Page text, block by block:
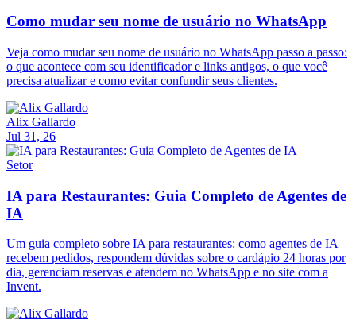
Como mudar seu nome de usuário no WhatsApp
Veja como mudar seu nome de usuário no WhatsApp passo a passo:
o que acontece com seu identificador e links antigos, o que você
precisa atualizar e como evitar confundir seus clientes.
Alix Gallardo
Jul 31, 26
Setor
IA para Restaurantes: Guia Completo de Agentes de
IA
Um guia completo sobre IA para restaurantes: como agentes de IA
recebem pedidos, respondem dúvidas sobre o cardápio 24 horas por
dia, gerenciam reservas e atendem no WhatsApp e no site com a
Invent.